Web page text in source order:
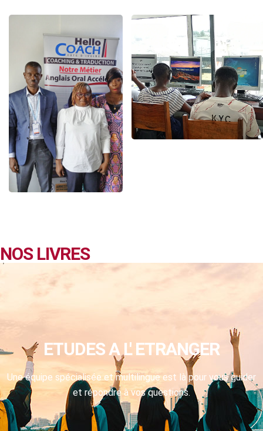
NOS LIVRES
ETUDES A L' ETRANGER
Une équipe spécialisée et multilingue est là pour vous guider
et répondre à vos questions.